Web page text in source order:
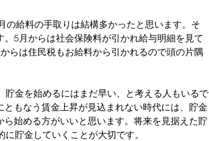
の給料の手取りは結構多かったと思います。そ
5月からは社会保険料が引かれ給与明細を見て
らは住民税もお給料から引かれるので頭の片隅
金を始めるにはまだ早い、と考える人もいるで
もなう賃金上昇が見込まれない時代には、貯金
始める方がいいと思います。将来を見据えた貯
貯金していくことが大切です。